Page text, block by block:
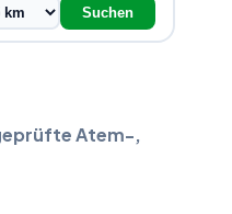
Suchen
Atem-,